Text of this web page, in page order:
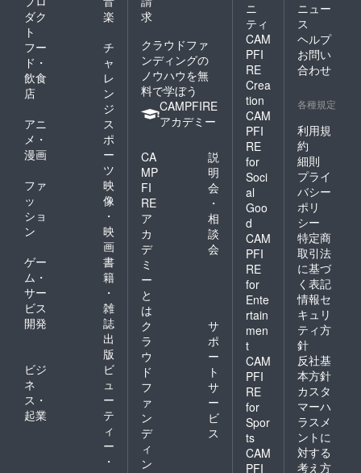
ダク
ト
楽
フー
ド・
飲食
店
チ
ャ
レ
ン
ジ
アニ
メ・
漫画
ス
ポ
ー
ツ
ファ
ッ
ショ
ン
映
像
・
映
画
ゲー
ム・
サー
ビス
開発
書
籍
・
雑
誌
出
版
ビジ
ネ
ス・
起業
ビ
ュ
ー
テ
ィ
ー
・
求
クラウドファ
ンディングの
ノウハウを無
料で学ぼう
CAMPFIRE
アカデミー
CA
MP
FI
RE
ア
カ
デ
ミ
ー
と
は
説
明
会
・
相
談
会
ク
ラ
ウ
ド
フ
ァ
ン
デ
ィ
ン
サ
ポ
ー
ト
サ
ー
ビ
ス
ニ
ティ
CAM
PFI
RE
Crea
tion
CAM
PFI
RE
for
Soci
al
Goo
d
CAM
PFI
RE
for
Ente
rtain
men
t
CAM
PFI
RE
for
Spor
ts
CAM
PFI
ニュー
ス
ヘルプ
お問い
合わせ
各種規定
利用規
約
細則
プライ
バシー
ポリ
シー
特定商
取引法
に基づ
く表記
情報セ
キュリ
ティ方
針
反社基
本方針
カスタ
マーハ
ラスメ
ントに
対する
考え方